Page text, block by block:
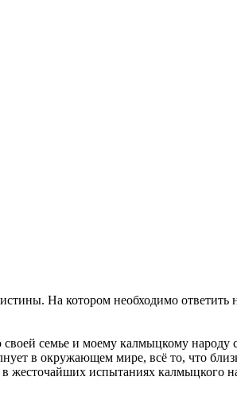
На котором необходимо
семье и моему калмыцкому народу
в окружающем мире, всё то, что
жесточайших испытаниях калмыцкого